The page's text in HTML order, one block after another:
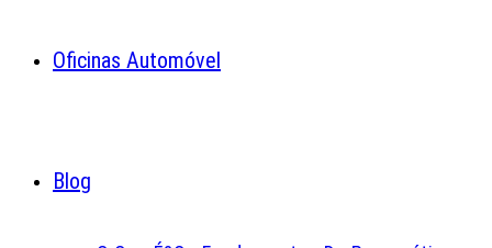
Oficinas Automóvel
Blog